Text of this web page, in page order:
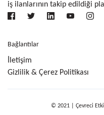
iş ilanlarının takip edildiği
Bağlantılar
İletişim
Gizlilik & Çerez Politikası
© 2021 | Çevreci